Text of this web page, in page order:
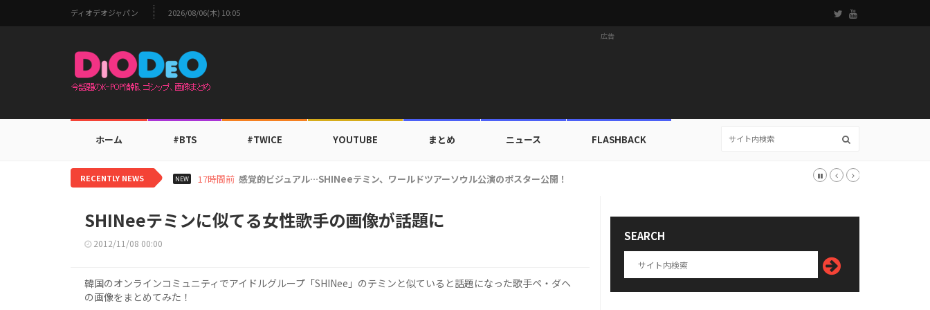
ディオデオジャパン 2026/08/06(木) 10:05
広告
ホーム #BTS #TWICE YOUTUBE まとめ ニュース FLASHBACK
RECENTLY NEWS NEW 19時間前 i-dleシュファ、ブランドン「セーフ・デイズ」と日常・旅行スタイルを提案！
SHINeeテミンに似てる女性歌手の画像が話題に
2012/11/08 00:00
韓国のオンラインコミュニティでアイドルグループ「SHINee」のテミンと似ていると話題になった歌手ペ・ダヘ
の画像をまとめてみた！
SEARCH